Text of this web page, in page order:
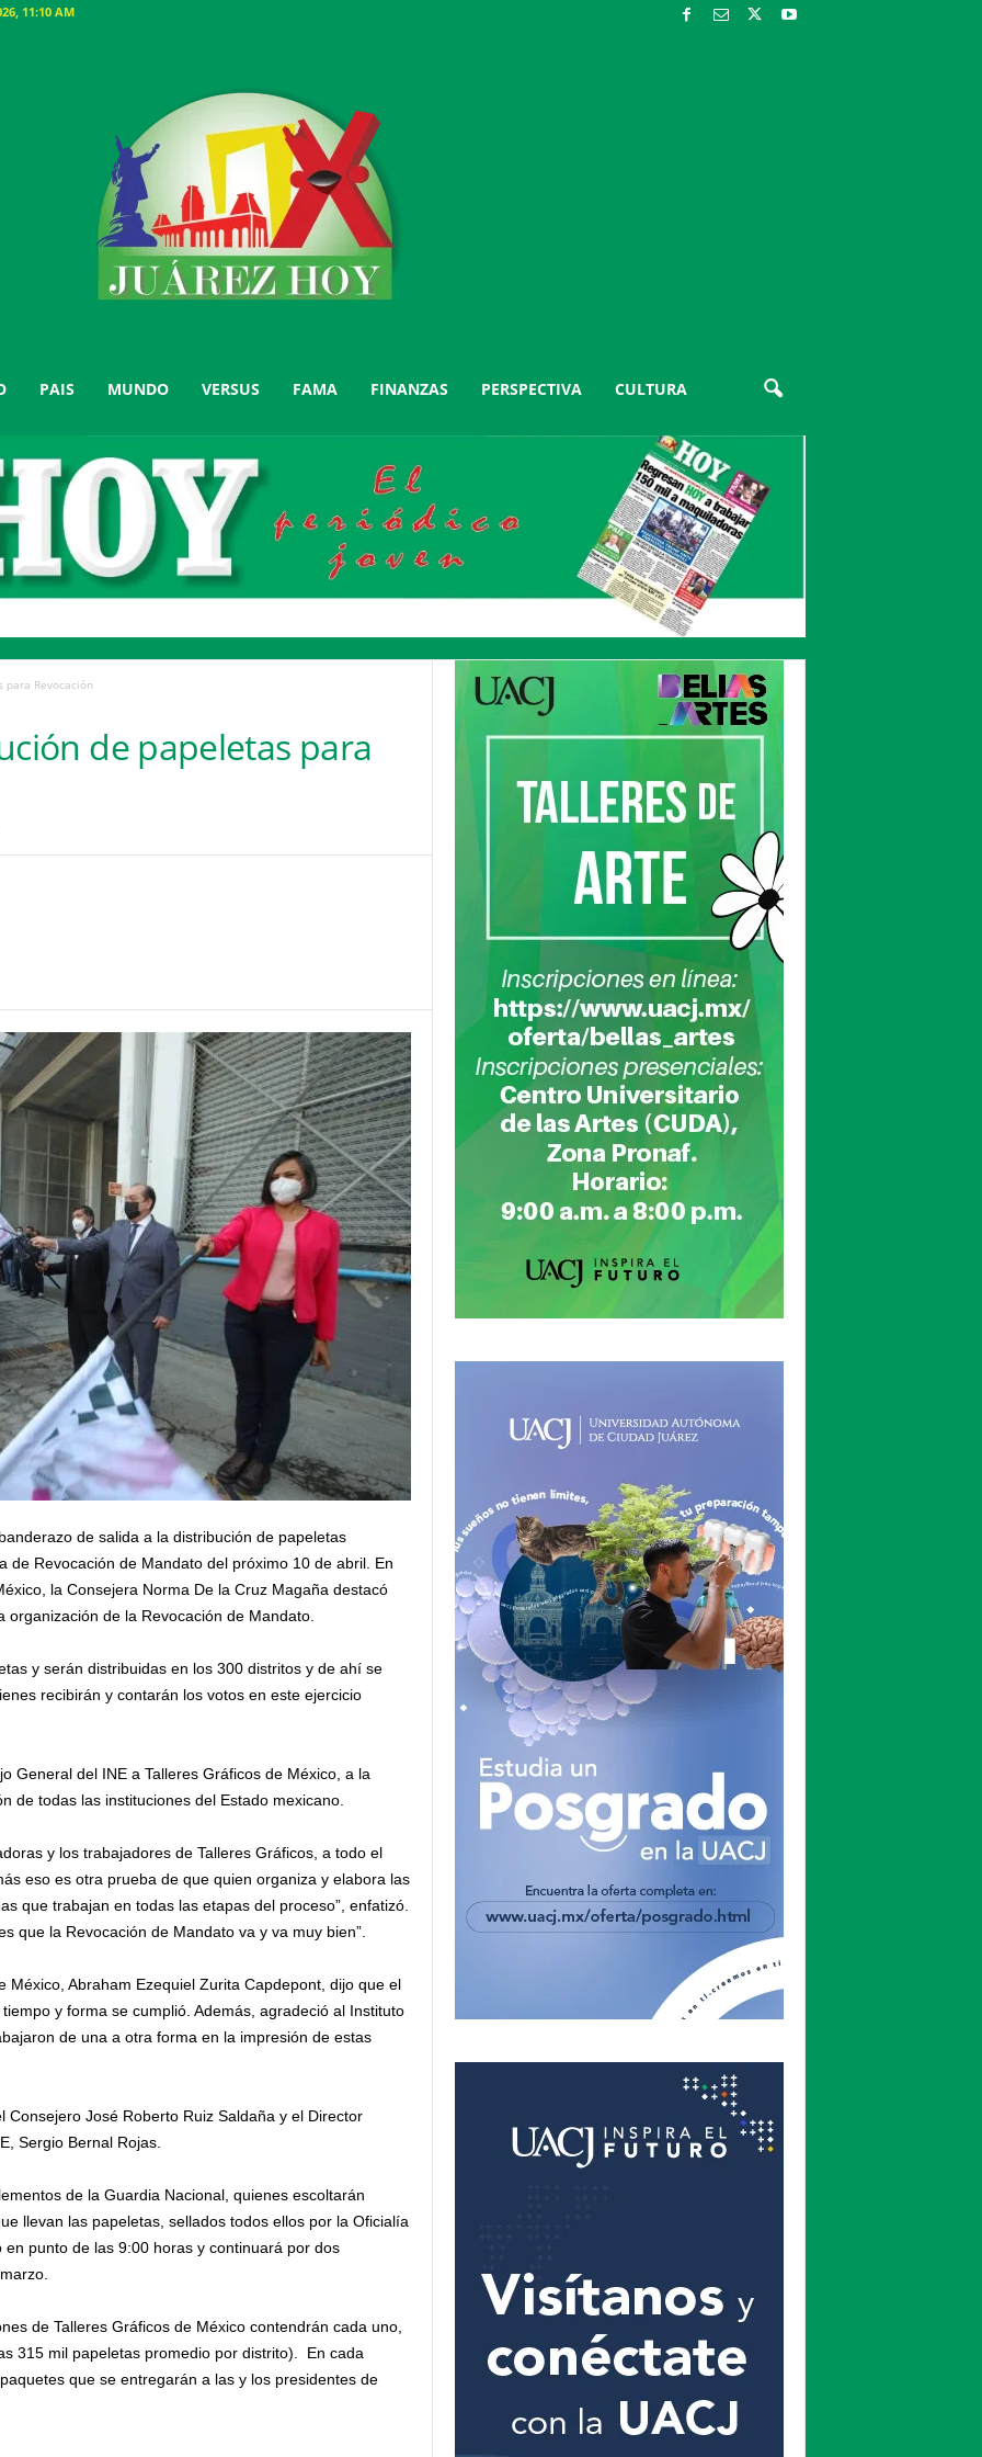
11:10 AM
PAIS MUNDO VERSUS FAMA FINANZAS PERSPECTIVA CULTURA
Revocación
de papeletas para
de salida a la distribución de papeletas
de Revocación de Mandato del próximo 10 de abril. En
la Consejera Norma De la Cruz Magaña destacó
de la Revocación de Mandato.
y serán distribuidas en los 300 distritos y de ahí se
recibirán y contarán los votos en este ejercicio
General del INE a Talleres Gráficos de México, a la
de todas las instituciones del Estado mexicano.
y los trabajadores de Talleres Gráficos, a todo el
eso es otra prueba de que quien organiza y elabora las
que trabajan en todas las etapas del proceso”, enfatizó.
que la Revocación de Mandato va y va muy bien”.
México, Abraham Ezequiel Zurita Capdepont, dijo que el
y forma se cumplió. Además, agradeció al Instituto
de una a otra forma en la impresión de estas
José Roberto Ruiz Saldaña y el Director
Sergio Bernal Rojas.
de la Guardia Nacional, quienes escoltarán
llevan las papeletas, sellados todos ellos por la Oficialía
punto de las 9:00 horas y continuará por dos
de Talleres Gráficos de México contendrán cada uno,
315 mil papeletas promedio por distrito). En cada
que se entregarán a las y los presidentes de